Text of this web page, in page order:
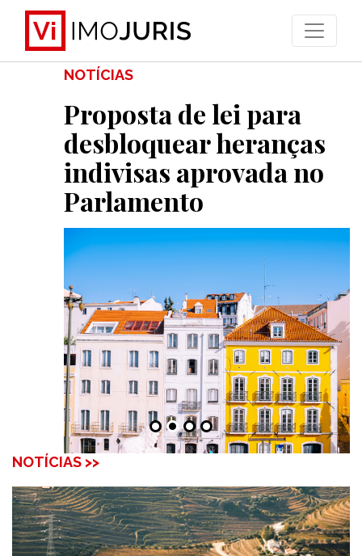
>
NOTÍCIAS
Proposta de lei para
desbloquear heranças
indivisas aprovada no
Parlamento
NOTÍCIAS >>